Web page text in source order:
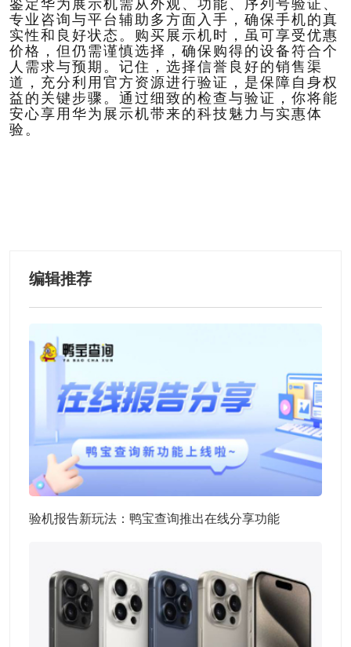
鉴定华为展示机需从外观、功能、序列号验证、
专业咨询与平台辅助多方面入手，确保手机的真
实性和良好状态。购买展示机时，虽可享受优惠
价格，但仍需谨慎选择，确保购得的设备符合个
人需求与预期。记住，选择信誉良好的销售渠
道，充分利用官方资源进行验证，是保障自身权
益的关键步骤。通过细致的检查与验证，你将能
安心享用华为展示机带来的科技魅力与实惠体
验。
编辑推荐
验机报告新玩法：鸭宝查询推出在线分享功能